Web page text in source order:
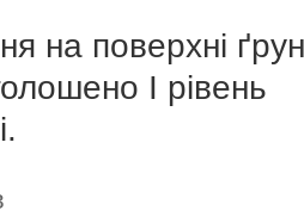
на поверхні
І рівень